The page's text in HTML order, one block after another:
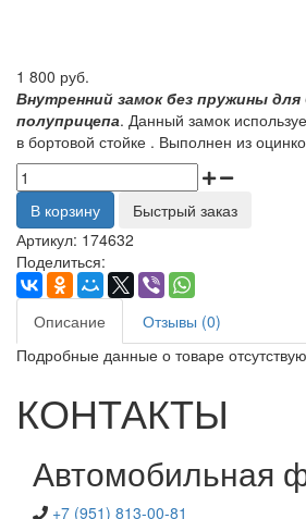
1 800 руб.
Внутренний замок без пружины
полуприцепа. Данный замок
в бортовой стойке . Выполнен из
В корзину
Быстрый заказ
Артикул: 174632
Поделиться:
Описание
Отзывы (0)
Подробные данные о товаре
КОНТАКТЫ
Автомобильная
+7 (951) 813-00-81